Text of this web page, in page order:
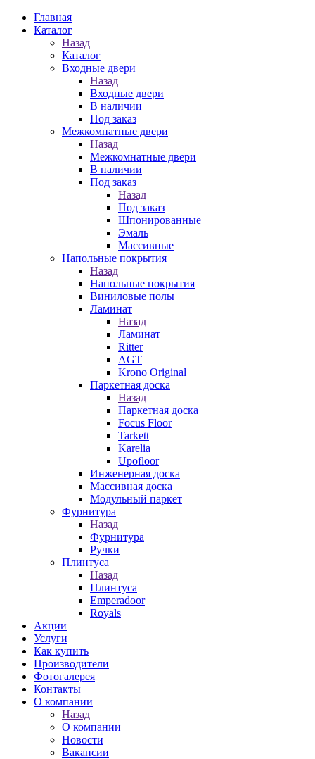
Главная
Каталог
Назад
Каталог
Входные двери
Назад
Входные двери
В наличии
Под заказ
Межкомнатные двери
Назад
Межкомнатные двери
В наличии
Под заказ
Назад
Под заказ
Шпонированные
Эмаль
Массивные
Напольные покрытия
Назад
Напольные покрытия
Виниловые полы
Ламинат
Назад
Ламинат
Ritter
AGT
Krono Original
Паркетная доска
Назад
Паркетная доска
Focus Floor
Tarkett
Karelia
Upofloor
Инженерная доска
Массивная доска
Модульный паркет
Фурнитура
Назад
Фурнитура
Ручки
Плинтуса
Назад
Плинтуса
Emperadoor
Royals
Акции
Услуги
Как купить
Производители
Фотогалерея
Контакты
О компании
Назад
О компании
Новости
Вакансии